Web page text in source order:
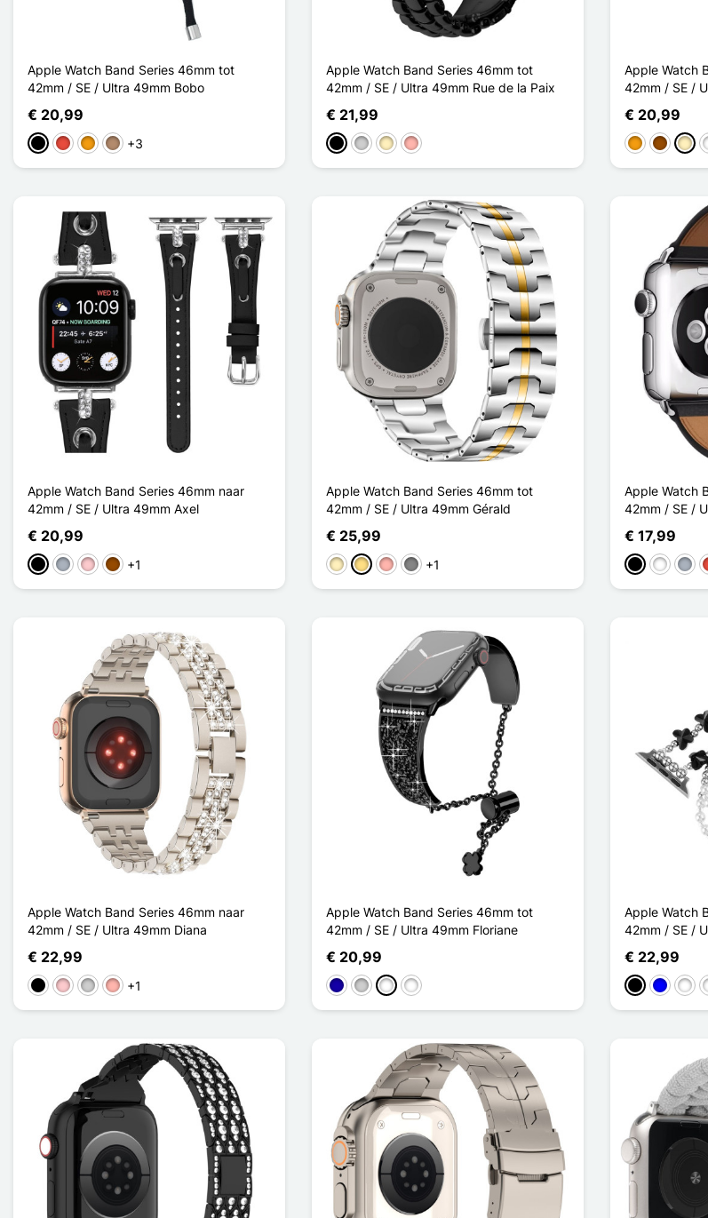
Apple Watch Band Series 46mm tot
42mm / SE / Ultra 49mm Bobo
€ 20,99
ZwartRoodOranje
Mol +3
Apple Watch Band Series 46mm tot
42mm / SE / Ultra 49mm Rue de la Paix
€ 21,99
ZwartZilverGoldenRose Goud
Apple Watch
42mm / SE /
€ 20,99
OranjeBruin
Apple Watch Band Series 46mm naar
42mm / SE / Ultra 49mm Axel
€ 20,99
ZwartGrijsRozeBruin+1
Apple Watch Band Series 46mm tot
42mm / SE / Ultra 49mm Gérald
€ 25,99
GoldenGoud / Zilver
Rose Goud
Gris Titanium
+1
Apple Watch
42mm / SE /
€ 17,99
ZwartWit Grijs
Apple Watch Band Series 46mm naar
42mm / SE / Ultra 49mm Diana
€ 22,99
ZwartRozeZilverRose Goud
+1
Apple Watch Band Series 46mm tot
42mm / SE / Ultra 49mm Floriane
€ 20,99
Donkerblauw
ZilverNoir/NoirOr Rose / Argenté
Apple Watch
42mm / SE /
€ 22,99
ZwartBlauw